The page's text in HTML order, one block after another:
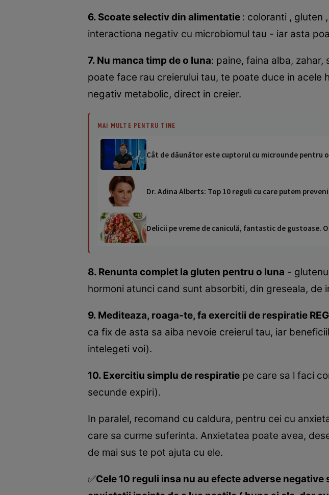
6. Scoate selectiv din alimentatie : coloranti , gluten
interactiona negativ cu microbiomul tau - iar asta
7. Nu manca timp de o luna: paine, faina alba,
poate face rau creierului tau, te poate duce in acele
negativ metabolic, direct in creier.
MAI MULTE PENTRU TINE
Cât de dăunător este cuptorul cu microunde pentru
Dr. Adina Alberts: Top 10 reguli cu care putem
Delicii pe vreme de caniculă, fantastic de gustoase.
8. Renunta complet la gluten pentru o luna -
hormoni atunci cand sunt absorbiti, din greseala, de
9. Mediteaza, roaga-te, fa exercitii de respiratie
ca fix de asta sa aiba nevoie creierul tau, iar
intelegeti voi).
10. Exercitiu simplu de respiratie pe care sa l faci
secunde expiri).
In paralel, recomand cu caldura, pentru cei cu
care sa curme suferinta. Anxietatea poate avea,
de mai sus te pot ajuta cu ele.
✅Cele 10 reguli insa nu au efecte adverse